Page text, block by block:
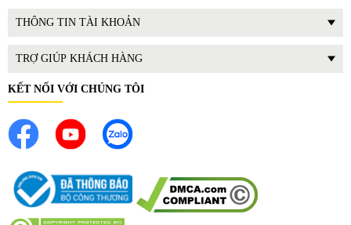
Ngăn rau củ được thiết kế với không gian lớn nhằm hỗ trợ
Độ ẩm phù hợp giúp thực phẩm hạn chế mất nước và giữ
5. Công nghệ khử mùi và kháng khuẩn
Aqua AQR-M600XA(GB)
khử mùi bên trong tủ lạnh nhằm giảm mùi khó chịu phát sinh
Không gian lưu trữ luôn sạch sẽ hơn và hạn chế tình trạng
lẫn mùi giữa các loại thực phẩm khác nhau.
Đây là tính năng hữu ích đối với gia đình thường xuyên bảo
THÔNG TIN TÀI KHOẢN
TRỢ GIÚP KHÁCH HÀNG
KẾT NỐI VỚI CHÚNG TÔI